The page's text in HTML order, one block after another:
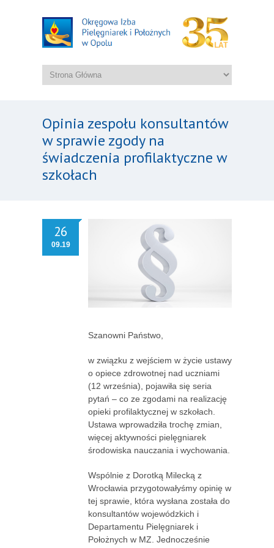
Opinia zespołu konsultantów
w sprawie zgody na
świadczenia profilaktyczne w
szkołach
26
09.19
Szanowni Państwo,
w związku z wejściem w życie ustawy
o opiece zdrowotnej nad uczniami
(12 września), pojawiła się seria
pytań – co ze zgodami na realizację
opieki profilaktycznej w szkołach.
Ustawa wprowadziła trochę zmian,
więcej aktywności pielęgniarek
środowiska nauczania i wychowania.
Wspólnie z Dorotką Milecką z
Wrocławia przygotowałyśmy opinię w
tej sprawie, która wysłana została do
konsultantów wojewódzkich i
Departamentu Pielęgniarek i
Położnych w MZ. Jednocześnie